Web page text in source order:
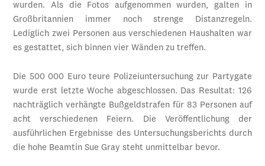
wurden. Als die Fotos aufgenommen wurden, galten in
Großbritannien immer noch strenge Distanzregeln.
Lediglich zwei Personen aus verschiedenen Haushalten war
es gestattet, sich binnen vier Wänden zu treffen.
Die 500 000 Euro teure Polizeiuntersuchung zur Partygate
wurde erst letzte Woche abgeschlossen. Das Resultat: 126
nachträglich verhängte Bußgeldstrafen für 83 Personen auf
acht verschiedenen Feiern. Die Veröffentlichung der
ausführlichen Ergebnisse des Untersuchungsberichts durch
die hohe Beamtin Sue Gray steht unmittelbar bevor.